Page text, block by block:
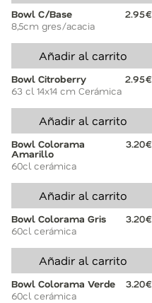
Bowl C/Base
2.95€
8,5cm gres/acacia
Añadir al carrito
Bowl Citroberry
2.95€
63 cl 14x14 cm Cerámica
Añadir al carrito
Bowl Colorama
Amarillo
3.20€
60cl cerámica
Añadir al carrito
Bowl Colorama Gris
3.20€
60cl cerámica
Añadir al carrito
Bowl Colorama Verde
3.20€
60cl cerámica